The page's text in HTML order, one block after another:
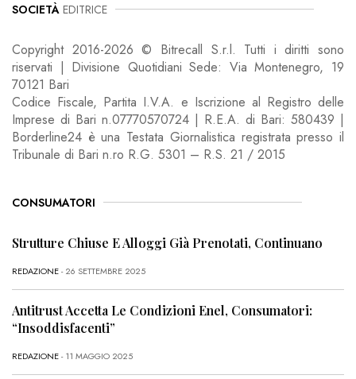
SOCIETÀ EDITRICE
Copyright 2016-2026 © Bitrecall S.r.l. Tutti i diritti sono
riservati | Divisione Quotidiani Sede: Via Montenegro, 19
70121 Bari
Codice Fiscale, Partita I.V.A. e Iscrizione al Registro delle
Imprese di Bari n.07770570724 | R.E.A. di Bari: 580439 |
Borderline24 è una Testata Giornalistica registrata presso il
Tribunale di Bari n.ro R.G. 5301 – R.S. 21 / 2015
CONSUMATORI
Strutture Chiuse E Alloggi Già Prenotati, Continuano
REDAZIONE- 26 SETTEMBRE 2025
Antitrust Accetta Le Condizioni Enel, Consumatori:
“Insoddisfacenti”
REDAZIONE- 11 MAGGIO 2025